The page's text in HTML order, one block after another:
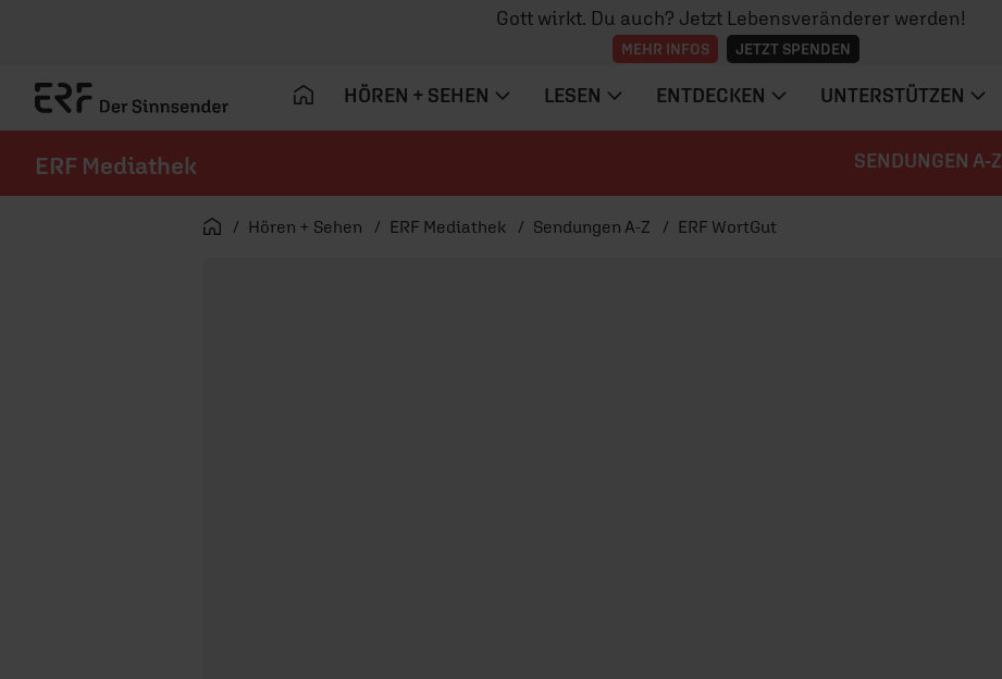
Gott wirkt. Du auch? Jetzt Lebensveränderer werden!
MEHR INFOS JETZT SPENDEN
HÖREN + SEHEN LESEN ENTDECKEN UNTERSTÜTZEN
ERF Mediathek SENDUNGEN A-Z
Startseite
Hören + Sehen ERF Mediathek Sendungen A-Z ERF WortGut